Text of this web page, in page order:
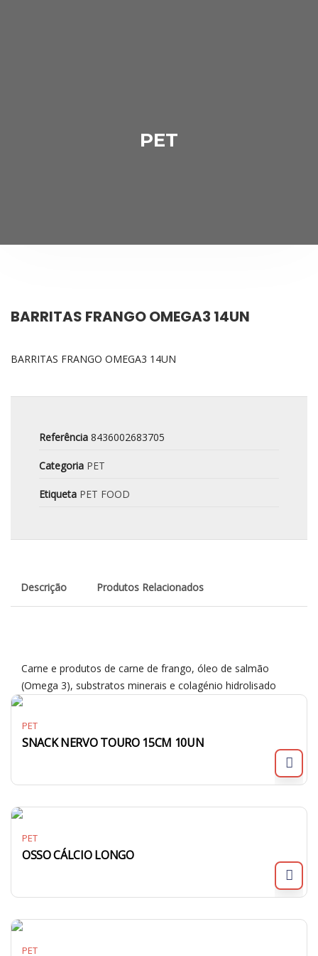
PET
BARRITAS FRANGO OMEGA3 14UN
BARRITAS FRANGO OMEGA3 14UN
Referência 8436002683705
Categoria PET
Etiqueta PET FOOD
Descrição Produtos Relacionados
Carne e produtos de carne de frango, óleo de salmão
(Omega 3), substratos minerais e colagénio hidrolisado
PET
SNACK NERVO TOURO 15CM 10UN
PET
OSSO CÁLCIO LONGO
PET